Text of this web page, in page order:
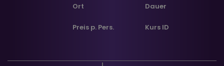
Ort Dauer
Preis p. Pers. Kurs ID